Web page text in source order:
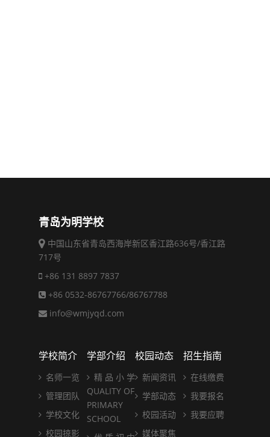
青岛为明学校
中国山东省青岛西海岸新区香江路636号/香江路
717号
+86 131 8897 7837
+86 0532-86767766/86767788
info@wmjyqd.com
学校简介
名师一览
管理团队
学校文化
校园掠影
学部介绍
精 品 小 学
QUALITY OF
PRIMARY
SCHOOL
校园动态
新闻资讯
学部动态
校园活动
媒体聚焦
招生指南
在线缴费
我要报名
我要应聘